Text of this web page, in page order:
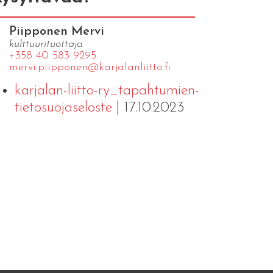
Piipponen Mervi
kulttuurituottaja
+358 40 583 9295
mervi.​piipponen@​kar​jala​nlii​tto.​fi
karjalan-liitto-ry_tapahtumien-
tietosuojaseloste| 17.10.2023